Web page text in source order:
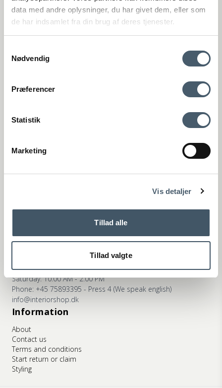
data med andre oplysninger, du har givet dem, eller som
de har indsamlet fra din brug af deres tjenester.
Nødvendig
Præferencer
Statistik
Marketing
Vis detaljer
Tillad alle
Tillad valgte
Shipping
VAT number: 27921124
kundeservice@interiorshop.dk
Webshop Customer Service
kundeservice@interiorshop.dk
Monday - Friday: 10:00 AM - 5:30 PM
Phone: +45 75893395 - Press 2 (We speak english)
Phone: +45 75893395 - Press 3 (We speak english)
info@interiorshop.dk
Monday - Friday: 10:00 AM - 5:30 PM
Saturday: 10:00 AM - 2:00 PM
Phone: +45 75893395 - Press 4 (We speak english)
info@interiorshop.dk
Information
About
Contact us
Terms and conditions
Start return or claim
Styling